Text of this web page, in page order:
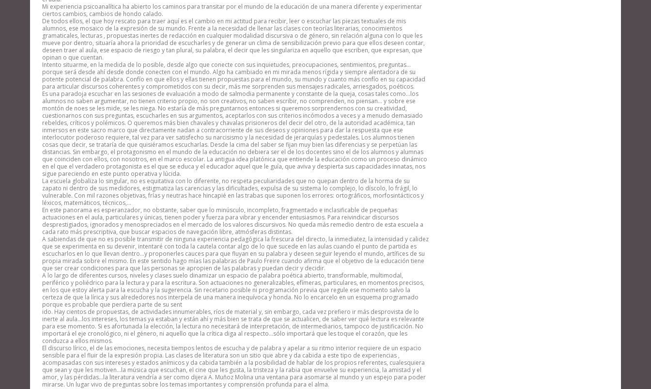
Mi experiencia psicoanalítica ha abierto los caminos para transitar por el mundo de la educación de una manera diferente y experimentar
ciertos cambios, cambios de hondo calado.
De todos ellos, el que hoy rescato para traer aquí es el cambio en mi actitud para recibir, leer o escuchar las piezas textuales de mis
alumnos, ese mosaico de la expresión de su mundo. Frente a la necesidad de llenar las clases con teorías literarias, conocimientos
gramaticales, lecturas , propuestas inertes de redacción en cualquier modalidad discursiva o de género, sin relación alguna con lo que les
mueve por dentro, situaría ahora la prioridad de escucharles y de generar un clima de sensibilización previo para que ellos deseen contar,
deseen traer al aula, ese espacio de riesgo y tan plural, su palabra, el decir que les singulariza en aquello que escriben, que expresan, que
opinan o que cuentan.
Intento situarme, en la medida de lo posible, desde algo que conecte con sus inquietudes, preocupaciones, sentimientos, preguntas…
porque será desde ahí desde donde conecten con el mundo. Algo ha cambiado en mi mirada menos rígida y siempre alentadora de su
potente potencial de palabra. Confío en que ellos y ellas tienen propuestas para el mundo, su mundo y cuanto más confío en su capacidad
para articular discursos coherentes y comprometidos con su decir, más me sorprenden sus mensajes radicales, arriesgados, poéticos.
Es una paradoja escuchar en las sesiones de evaluación a modo de salmodia permanente y constante de la queja, cosas tales como…los
alumnos no saben argumentar, no tienen criterio propio, no son creativos, no saben escribir, no comprenden, no piensan… y sobre ese
montón de noes se les mide, se les niega. No estaría de más preguntarnos entonces si queremos sorprendernos con su creatividad,
cuestionarnos con sus preguntas, escucharles en sus argumentos, aceptarlos con sus criterios incómodos a veces y a menudo demasiado
rebeldes, críticos y polémicos. O queremos más bien chavales y chavalas prisioneros del decir del otro, de la autoridad académica, tan
inmersos en este sacro marco que directamente nadan a contracorriente de sus deseos y opiniones para dar la respuesta que ese
interlocutor poderoso requiere, tal vez para ver satisfecho su narcisismo y la necesidad de jerarquías y pedestales. Los alumnos tienen
cosas que decir, se trataría de que quisiéramos escucharlas. Desde la cima del saber se fijan muy bien las diferencias y se perpetúan las
distancias. Sin embargo, el protagonismo en el mundo de la educación no debiera ser el de los docentes sino el de los alumnos y alumnas
que coinciden con ellos, con nosotros, en el marco escolar. La antigua idea platónica que entiende la educación como un proceso dinámico
en el que el verdadero protagonista es el que se educa y el educador aquel que le guía, que aviva y despierta sus capacidades innatas, nos
sigue pareciendo en este punto operativa y lúcida.
La escuela globaliza lo singular, no es equitativa con lo diferente, no respeta peculiaridades que no quepan dentro de la horma de su
zapato ni dentro de sus medidores, estigmatiza las carencias y las dificultades, expulsa de su sistema lo complejo, lo díscolo, lo frágil, lo
vulnerable. Con mil razones objetivas, frías y neutras hace hincapié en las trabas que suponen los errores: ortográficos, morfosintácticos y
léxicos, matemáticos, técnicos,…
En este panorama es esperanzador, no obstante, saber que lo minúsculo, incompleto, fragmentado e inclasificable de pequeñas
actuaciones en el aula, particulares y únicas, tienen poder y fuerza para vibrar y encender entusiasmos. Para reivindicar discursos
desprestigiados, ignorados y menospreciados en el mercado de los valores discursivos. No queda más remedio dentro de esta escuela a
cada rato más prescriptiva, que buscar espacios de navegación libre, atmósferas distintas.
A sabiendas de que no es posible transmitir de ninguna experiencia pedagógica la frescura del directo, la inmediatez, la intensidad y calidez
que se experimenta en su devenir, intentaré con toda la cautela contar algo de lo que sucede en las aulas cuando el punto de partida es
escucharlos en lo que llevan dentro…y proponerles cauces para que fluyan en su palabra y deseen seguir leyendo el mundo, artífices de su
propia mirada sobre el mismo. En este sentido hago mías las palabras de Paulo Freire cuando afirma que el objetivo de la educación tiene
que ser crear condiciones para que las personas se apropien de las palabras y puedan decir y decidir.
A lo largo de diferentes cursos, niveles y clases suelo dinamizar un espacio de palabra poética abierto, transformable, multimodal,
periférico y poliédrico para la lectura y para la escritura. Son actuaciones no generalizables, efímeras, particulares, en momentos precisos,
en los que estoy alerta para la escucha y la sugerencia. Sin recetario posible ni programación previa que regule ese momento salvo la
certeza de que la lírica y sus alrededores nos interpela de una manera inequívoca y honda. No lo encarcelo en un esquema programado
porque es probable que perdiera parte de su sent
ido. Hay cientos de propuestas, de actividades innumerables, ríos de material y, sin embargo, cada vez prefiero ir más desprovista de lo
inerte al aula…los intereses, los temas ya estaban y están ahí y más bien se trata de que se actualicen, de saber ver qué lectura es relevante
para ese momento. Si es afortunada la elección, la lectura no necesitará de interpretación, de intermediarios, tampoco de justificación. No
importará el eje cronológico, ni el género, ni aquello que la crítica diga al respecto…sólo importará que les toque el corazón, que les
conduzca a ellos mismos.
El discurso lírico, el de las emociones, necesita tiempos lentos de escucha y de palabra y apelar a su ritmo interior requiere de un espacio
sensible para el fluir de la expresión propia. Las clases de literatura son un sitio que abre y da cabida a este tipo de experiencias ,
acompasadas con sus intereses y estados anímicos y da cabida también a la posibilidad de hablar de los propios referentes, cualesquiera
que sean y que les motiven…la música que escuchan, el cine que les gusta, la tristeza y la rabia que envuelve su experiencia, la amistad y el
amor, y las pérdidas…la literatura vendría a ser como dijera A. Muñoz Molina una ventana para asomarse al mundo y un espejo para poder
mirarse. Un lugar vivo de preguntas sobre los temas importantes y comprensión profunda para el alma.